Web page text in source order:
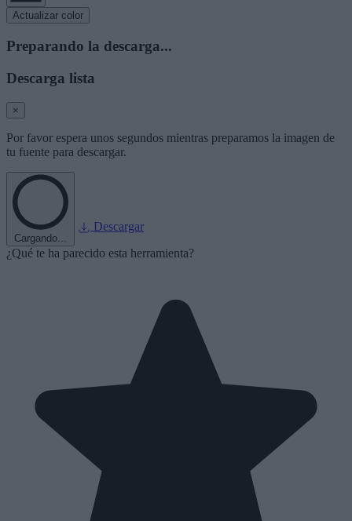
Actualizar color
Preparando la descarga...
Descarga lista
×
Por favor espera unos segundos mientras preparamos la imagen de
tu fuente para descargar.
Cargando...
Descargar
¿Qué te ha parecido esta herramienta?